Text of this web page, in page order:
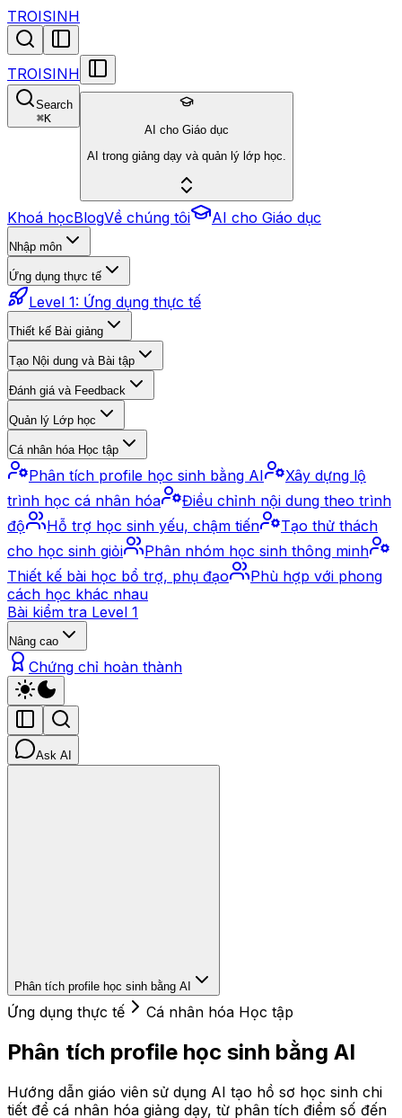
TROISINH
TROISINH
Search
⌘K
AI cho Giáo dục
AI trong giảng dạy và quản lý lớp học.
Khoá họcBlogVề chúng tôi AI cho Giáo dục
Nhập môn
Ứng dụng thực tế
Level 1: Ứng dụng thực tế
Thiết kế Bài giảng
Tạo Nội dung và Bài tập
Đánh giá và Feedback
Quản lý Lớp học
Cá nhân hóa Học tập
Phân tích profile học sinh bằng AI
Xây dựng lộ
trình học cá nhân hóa
Điều chỉnh nội dung theo trình
độ
Hỗ trợ học sinh yếu, chậm tiến
Tạo thử thách
cho học sinh giỏi
Phân nhóm học sinh thông minh
Thiết kế bài học bổ trợ, phụ đạo
Phù hợp với phong
cách học khác nhau
Bài kiểm tra Level 1
Nâng cao
Chứng chỉ hoàn thành
Ask AI
Phân tích profile học sinh bằng AI
Ứng dụng thực tế Cá nhân hóa Học tập
Phân tích profile học sinh bằng AI
Hướng dẫn giáo viên sử dụng AI tạo hồ sơ học sinh chi
tiết để cá nhân hóa giảng dạy, từ phân tích điểm số đến